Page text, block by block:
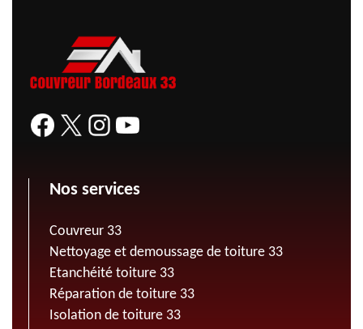
Nos services
Couvreur 33
Nettoyage et demoussage de toiture 33
Etanchéité toiture 33
Réparation de toiture 33
Isolation de toiture 33